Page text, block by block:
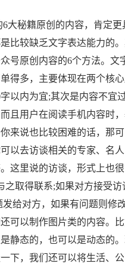
大秘籍原创的内容，肯定
比较缺乏文字表达能力的
号原创内容的6个方法。
得多，主要体现在两个核
以内为宜;其次是内容不宜
且用户在阅读手机内容时
来说也比较困难的话，那
以去访谈相关的专家、名
这里说的访谈，形式上也
之取得联系;如果对方接受
发给对方，如果有问题则
可以制作图片类的内容。
静态的，也可以是动态的
下，我们还可以将生活、